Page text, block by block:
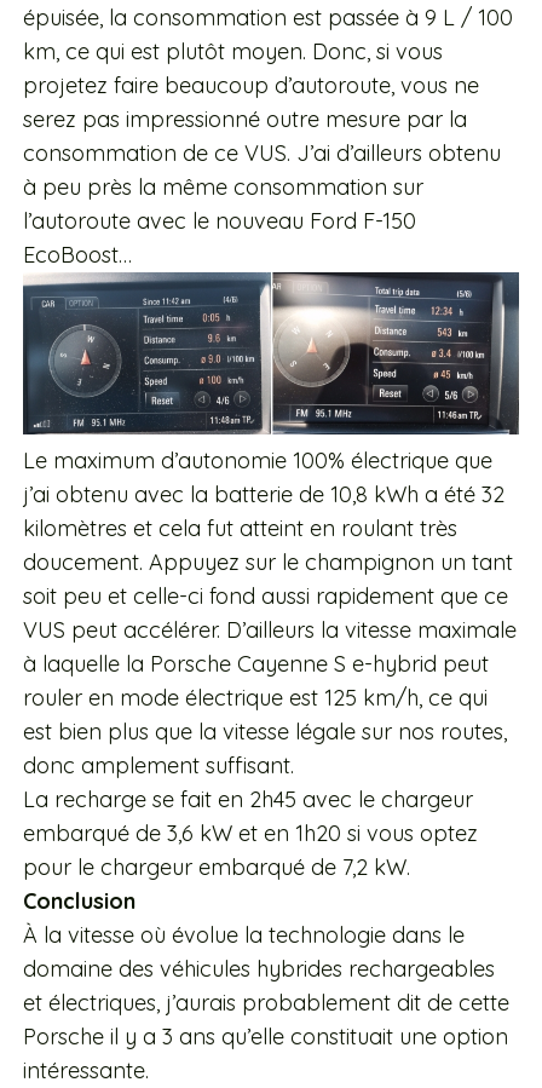
épuisée, la consommation est passée à 9 L / 100
km, ce qui est plutôt moyen. Donc, si vous
projetez faire beaucoup d’autoroute, vous ne
serez pas impressionné outre mesure par la
consommation de ce VUS. J’ai d’ailleurs obtenu
à peu près la même consommation sur
l’autoroute avec le nouveau Ford F-150
EcoBoost…
Le maximum d’autonomie 100% électrique que
j’ai obtenu avec la batterie de 10,8 kWh a été 32
kilomètres et cela fut atteint en roulant très
doucement. Appuyez sur le champignon un tant
soit peu et celle-ci fond aussi rapidement que ce
VUS peut accélérer. D’ailleurs la vitesse maximale
à laquelle la Porsche Cayenne S e-hybrid peut
rouler en mode électrique est 125 km/h, ce qui
est bien plus que la vitesse légale sur nos routes,
donc amplement suffisant.
La recharge se fait en 2h45 avec le chargeur
embarqué de 3,6 kW et en 1h20 si vous optez
pour le chargeur embarqué de 7,2 kW.
Conclusion
À la vitesse où évolue la technologie dans le
domaine des véhicules hybrides rechargeables
et électriques, j’aurais probablement dit de cette
Porsche il y a 3 ans qu’elle constituait une option
intéressante.